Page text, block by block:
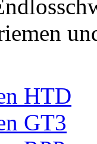
HTD
GT3